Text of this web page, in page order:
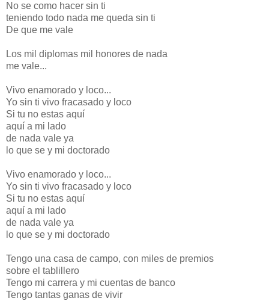
No se como hacer sin ti
teniendo todo nada me queda sin ti
De que me vale
Los mil diplomas mil honores de nada
me vale...
Vivo enamorado y loco...
Yo sin ti vivo fracasado y loco
Si tu no estas aquí
aquí a mi lado
de nada vale ya
lo que se y mi doctorado
Vivo enamorado y loco...
Yo sin ti vivo fracasado y loco
Si tu no estas aquí
aquí a mi lado
de nada vale ya
lo que se y mi doctorado
Tengo una casa de campo, con miles de premios
sobre el tablillero
Tengo mi carrera y mi cuentas de banco
Tengo tantas ganas de vivir